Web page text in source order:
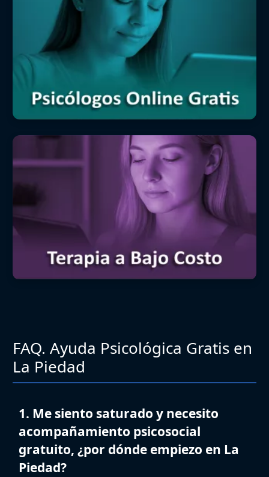
FAQ. Ayuda Psicológica Gratis en
La Piedad
1. Me siento saturado y necesito
acompañamiento psicosocial
gratuito, ¿por dónde empiezo en La
Piedad?